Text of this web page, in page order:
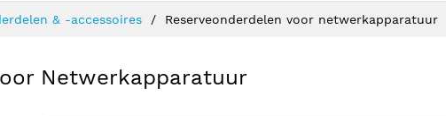
& -accessoires Reserveonderdelen voor netwerkapparatuur
Netwerkapparatuur